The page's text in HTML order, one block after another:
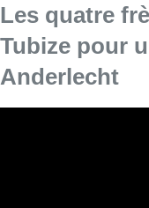
Les quatre
Tubize pour
Anderlecht
nombreux. Et pour